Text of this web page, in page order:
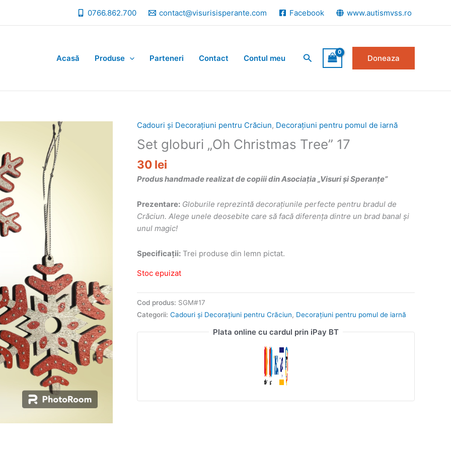
0766.862.700 contact@visurisisperante.com Facebook www.autismvss.ro
Acasă Produse Parteneri Contact Contul meu Search Doneaza
Cadouri și Decorațiuni pentru Crăciun, Decorațiuni pentru pomul de iarnă
Set globuri „Oh Christmas Tree” 17
30 lei
Produs handmade realizat de copiii din Asociația „Visuri și Speranțe”
Prezentare: Globurile reprezintă decorațiunile perfecte pentru bradul de
Crăciun. Alege unele deosebite care să facă diferența dintre un brad banal și
unul magic!
Specificații: Trei produse din lemn pictat.
Stoc epuizat
Cod produs: SGM#17
Categorii: Cadouri și Decorațiuni pentru Crăciun, Decorațiuni pentru pomul de iarnă
Plata online cu cardul prin iPay BT